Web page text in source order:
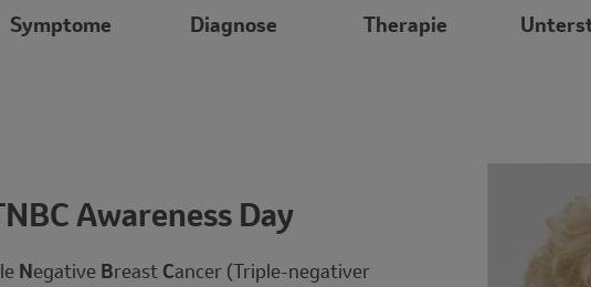
Symptome Diagnose Therapie
Awareness Day
Negative Breast Cancer (Triple-negativer